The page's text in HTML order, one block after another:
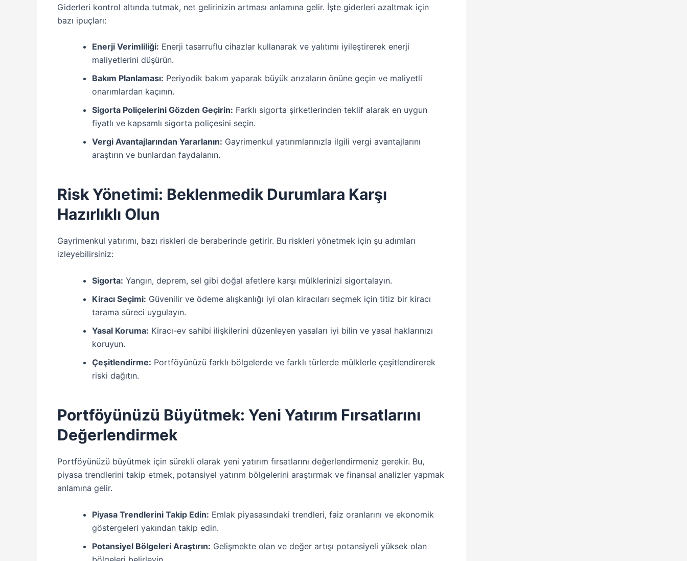
Giderleri kontrol altında tutmak, net gelirinizin artması anlamına gelir. İşte giderleri azaltmak için
bazı ipuçları:
Enerji Verimliliği: Enerji tasarruflu cihazlar kullanarak ve yalıtımı iyileştirerek enerji
maliyetlerini düşürün.
Bakım Planlaması: Periyodik bakım yaparak büyük arızaların önüne geçin ve maliyetli
onarımlardan kaçının.
Sigorta Poliçelerini Gözden Geçirin: Farklı sigorta şirketlerinden teklif alarak en uygun
fiyatlı ve kapsamlı sigorta poliçesini seçin.
Vergi Avantajlarından Yararlanın: Gayrimenkul yatırımlarınızla ilgili vergi avantajlarını
araştırın ve bunlardan faydalanın.
Risk Yönetimi: Beklenmedik Durumlara Karşı
Hazırlıklı Olun
Gayrimenkul yatırımı, bazı riskleri de beraberinde getirir. Bu riskleri yönetmek için şu adımları
izleyebilirsiniz:
Sigorta: Yangın, deprem, sel gibi doğal afetlere karşı mülklerinizi sigortalayın.
Kiracı Seçimi: Güvenilir ve ödeme alışkanlığı iyi olan kiracıları seçmek için titiz bir kiracı
tarama süreci uygulayın.
Yasal Koruma: Kiracı-ev sahibi ilişkilerini düzenleyen yasaları iyi bilin ve yasal haklarınızı
koruyun.
Çeşitlendirme: Portföyünüzü farklı bölgelerde ve farklı türlerde mülklerle çeşitlendirerek
riski dağıtın.
Portföyünüzü Büyütmek: Yeni Yatırım Fırsatlarını
Değerlendirmek
Portföyünüzü büyütmek için sürekli olarak yeni yatırım fırsatlarını değerlendirmeniz gerekir. Bu,
piyasa trendlerini takip etmek, potansiyel yatırım bölgelerini araştırmak ve finansal analizler yapmak
anlamına gelir.
Piyasa Trendlerini Takip Edin: Emlak piyasasındaki trendleri, faiz oranlarını ve ekonomik
göstergeleri yakından takip edin.
Potansiyel Bölgeleri Araştırın: Gelişmekte olan ve değer artışı potansiyeli yüksek olan